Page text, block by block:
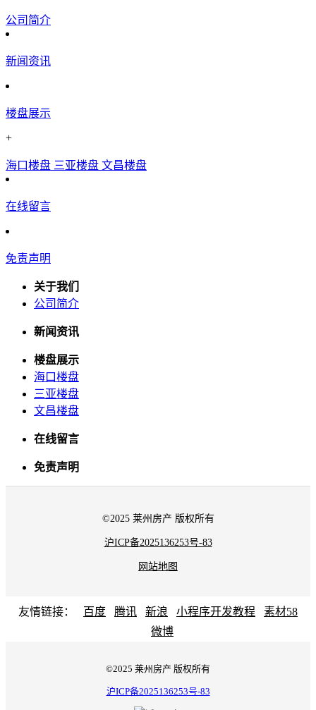
公司简介
新闻资讯
楼盘展示
+
海口楼盘 三亚楼盘 文昌楼盘
在线留言
免责声明
关于我们
公司简介
新闻资讯
楼盘展示
海口楼盘
三亚楼盘
文昌楼盘
在线留言
免责声明
©2025 莱州房产 版权所有
沪ICP备2025136253号-83
网站地图
友情链接： 百度 腾讯 新浪 小程序开发教程
素材58
微博
©2025 莱州房产 版权所有
沪ICP备2025136253号-83